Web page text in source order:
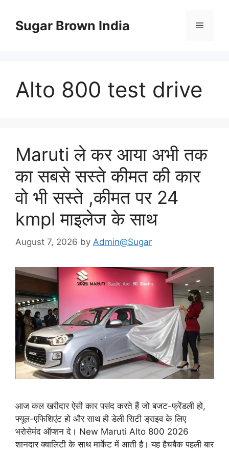
contentSugar Brown India Menu
Alto 800 test drive
Maruti ले कर आया अभी तक
का सबसे सस्ते कीमत की कार
वो भी सस्ते ,कीमत पर 24
kmpl माइलेज के साथ
August 7, 2026 by Admin@Sugar
आज कल खरीदार ऐसी कार पसंद करते हैं जो बजट-फ्रेंडली हो,
फ्यूल-एफिशिएंट हो और साथ ही डेली सिटी ड्राइव के लिए
भरोसेमंद ऑप्शन दे। New Maruti Alto 800 2026
शानदार क्वालिटी के साथ मार्केट में आती है। यह हैचबैक पहली बार